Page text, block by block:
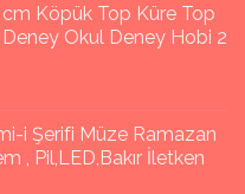
Köpük Top Küre Top
Okul Deney Hobi 2
i Şerifi Müze Ramazan
, Pil,LED,Bakır İletken